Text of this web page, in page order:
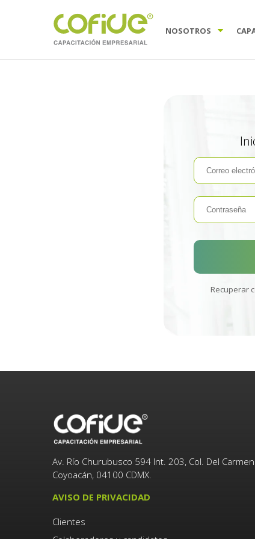
NOSOTROS
Recuperar
Av. Río Churubusco 594 Int. 203, Col. Del Carmen
Coyoacán, 04100 CDMX.
AVISO DE PRIVACIDAD
Clientes